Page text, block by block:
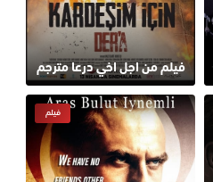
فيلم من اجل اخي درعا مترجم
فيلم